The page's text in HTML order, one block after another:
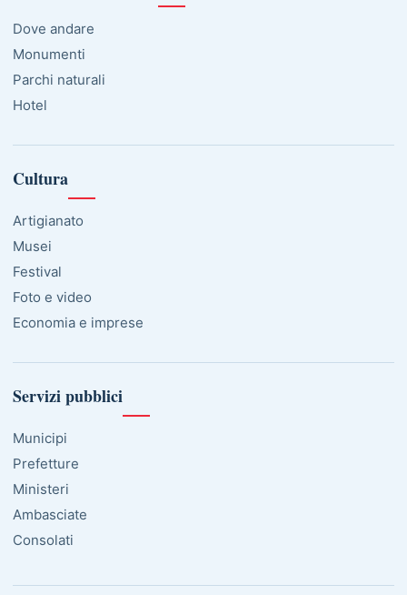
Dove andare
Monumenti
Parchi naturali
Hotel
Cultura
Artigianato
Musei
Festival
Foto e video
Economia e imprese
Servizi pubblici
Municipi
Prefetture
Ministeri
Ambasciate
Consolati